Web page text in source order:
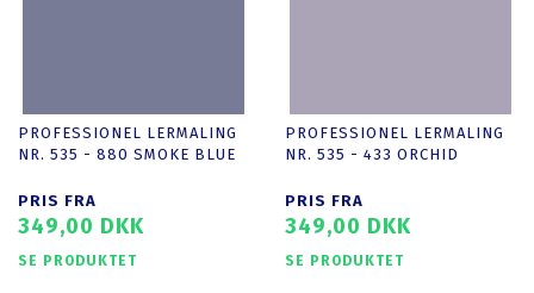
PROFESSIONEL LERMALING
NR. 535 - 880 SMOKE BLUE
PRIS FRA
349,00 DKK
SE PRODUKTET
PROFESSIONEL LERMALING
NR. 535 - 433 ORCHID
PRIS FRA
349,00 DKK
SE PRODUKTET